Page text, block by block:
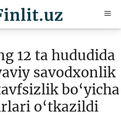
12 ta hududida
savodxonlik
bo‘yicha
o‘tkazildi